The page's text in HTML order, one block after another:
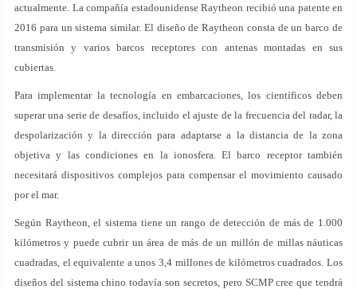
actualmente. La compañía estadounidense Raytheon recibió una patente en
2016 para un sistema similar. El diseño de Raytheon consta de un barco de
transmisión y varios barcos receptores con antenas montadas en sus
cubiertas.
Para implementar la tecnología en embarcaciones, los científicos deben
superar una serie de desafíos, incluido el ajuste de la frecuencia del radar, la
despolarización y la dirección para adaptarse a la distancia de la zona
objetiva y las condiciones en la ionosfera. El barco receptor también
necesitará dispositivos complejos para compensar el movimiento causado
por el mar.
Según Raytheon, el sistema tiene un rango de detección de más de 1.000
kilómetros y puede cubrir un área de más de un millón de millas náuticas
cuadradas, el equivalente a unos 3,4 millones de kilómetros cuadrados. Los
diseños del sistema chino todavía son secretos, pero SCMP cree que tendrá